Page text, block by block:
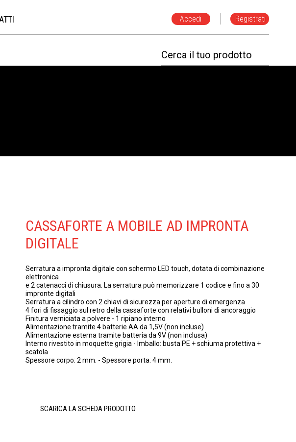
Registrati
Accedi
CASSAFORTE A MOBILE AD IMPRONTA
DIGITALE
Serratura a impronta digitale con schermo LED touch, dotata di combinazione
elettronica
e 2 catenacci di chiusura. La serratura può memorizzare 1 codice e fino a 30
impronte digitali
Serratura a cilindro con 2 chiavi di sicurezza per aperture di emergenza
4 fori di fissaggio sul retro della cassaforte con relativi bulloni di ancoraggio
Finitura verniciata a polvere - 1 ripiano interno
Alimentazione tramite 4 batterie AA da 1,5V (non incluse)
Alimentazione esterna tramite batteria da 9V (non inclusa)
Interno rivestito in moquette grigia - Imballo: busta PE + schiuma protettiva +
scatola
Spessore corpo: 2 mm. - Spessore porta: 4 mm.
SCARICA LA SCHEDA PRODOTTO